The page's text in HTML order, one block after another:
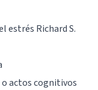
estrés Richard S.
actos cognitivos